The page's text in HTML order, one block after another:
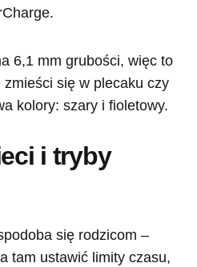
6,1 mm grubości, więc to
się w plecaku czy
kolory: szary i fioletowy.
i tryby
się rodzicom –
tam ustawić limity czasu,